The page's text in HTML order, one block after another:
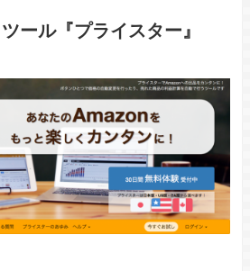
ール『プライスター』